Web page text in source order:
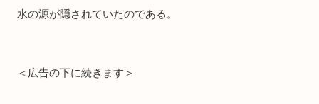
水の源が隠されていたのである。
＜広告の下に続きます＞